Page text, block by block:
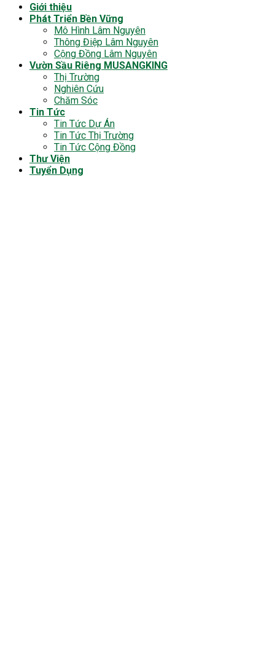
Giới thiệu
Phát Triển Bền Vững
Mô Hình Lâm Nguyên
Thông Điệp Lâm Nguyên
Cộng Đồng Lâm Nguyên
Vườn Sầu Riêng MUSANGKING
Thị Trường
Nghiên Cứu
Chăm Sóc
Tin Tức
Tin Tức Dự Án
Tin Tức Thị Trường
Tin Tức Cộng Đồng
Thư Viện
Tuyển Dụng